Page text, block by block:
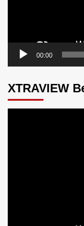
00:00
XTRAVIEW